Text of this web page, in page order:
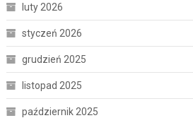
luty 2026
styczeń 2026
grudzień 2025
listopad 2025
październik 2025